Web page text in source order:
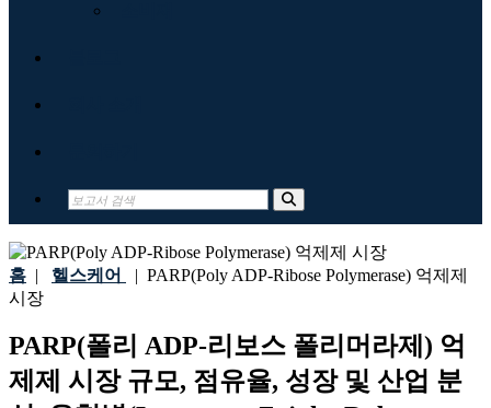
홈 | 헬스케어 | PARP(Poly ADP-Ribose Polymerase) 억제제
시장
PARP(폴리 ADP-리보스 폴리머라제) 억
제제 시장 규모, 점유율, 성장 및 산업 분